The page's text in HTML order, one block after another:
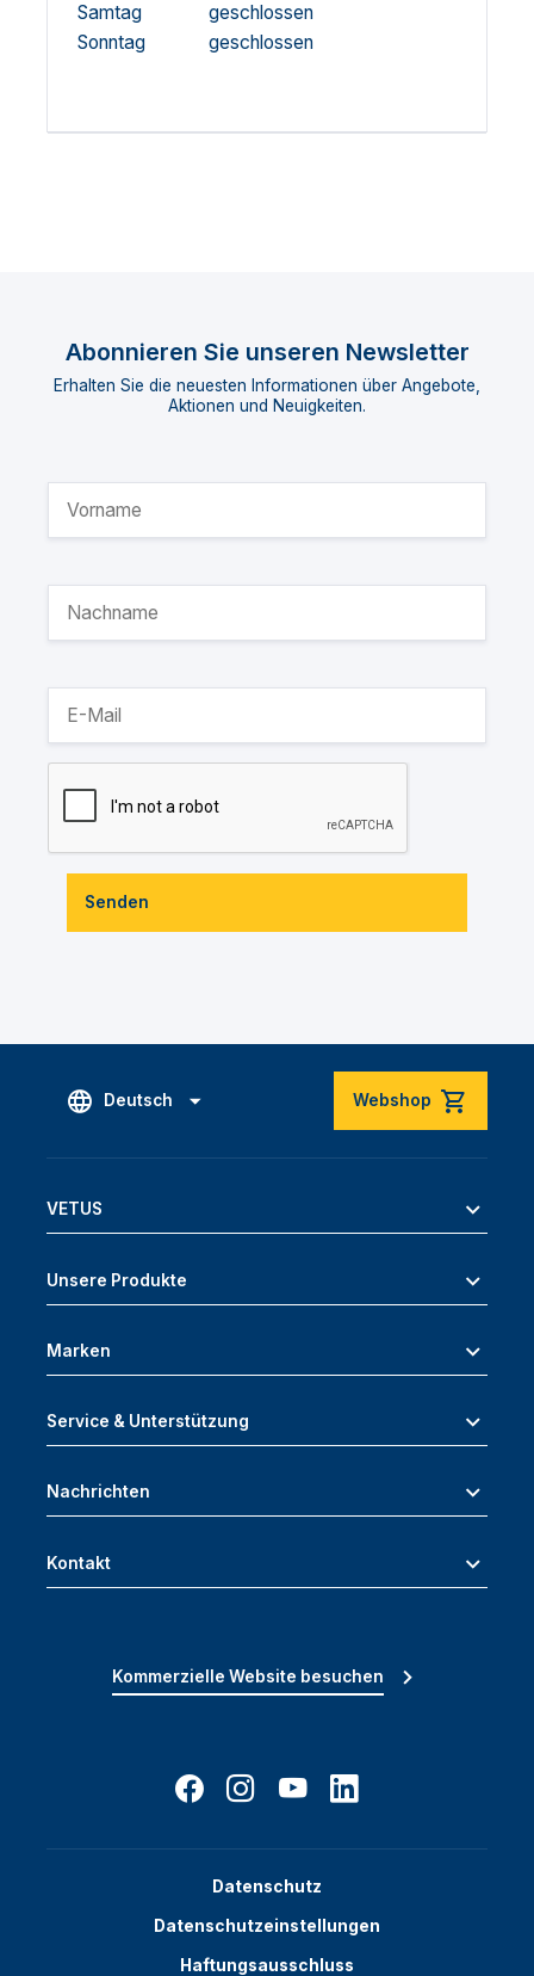
Samtag
geschlossen
Sonntag
geschlossen
Abonnieren Sie unseren Newsletter
Erhalten Sie die neuesten Informationen über Angebote,
Aktionen und Neuigkeiten.
Senden
Deutsch Webshop
VETUS
Unsere Produkte
Marken
Service & Unterstützung
Nachrichten
Kontakt
Kommerzielle Website besuchen
Datenschutz
Datenschutzeinstellungen
Haftungsausschluss